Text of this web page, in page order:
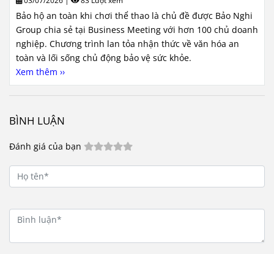
Bảo hộ an toàn khi chơi thể thao là chủ đề được Bảo Nghi
Group chia sẻ tại Business Meeting với hơn 100 chủ doanh
nghiệp. Chương trình lan tỏa nhận thức về văn hóa an
toàn và lối sống chủ động bảo vệ sức khỏe.
Xem thêm ››
BÌNH LUẬN
Đánh giá của bạn